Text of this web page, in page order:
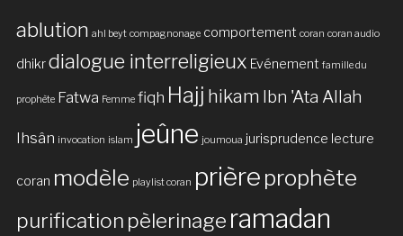
ablution ahl beyt compagnonage comportement coran coran audio
dhikrdialogue interreligieux Evénement famille du
prophète Fatwa Femme fiqh Hajj hikam Ibn 'Ata Allah
Ihsân invocation islam jeûne joumoua jurisprudence lecture
coran modèle playlist coran prière prophète
purification pèlerinage ramadan